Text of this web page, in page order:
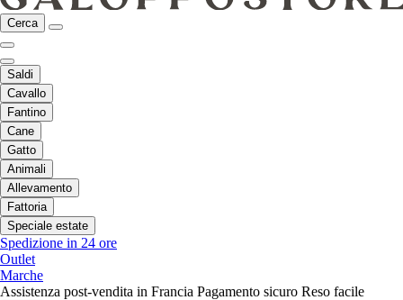
Cerca
Saldi
Cavallo
Fantino
Cane
Gatto
Animali
Allevamento
Fattoria
Speciale estate
Spedizione in 24 ore
Outlet
Marche
Assistenza post-vendita in Francia Pagamento sicuro Reso facile